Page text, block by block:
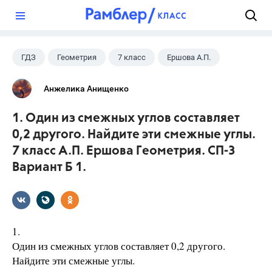
ГДЗ Геометрия 7 класс Ершова А.П.
Анжелика Анищенко
1. Один из смежных углов составляет
0,2 другого. Найдите эти смежные углы.
7 класс А.П. Ершова Геометрия. СП-3
Вариант Б 1.
1.
Один из смежных углов составляет 0,2 другого.
Найдите эти смежные углы.